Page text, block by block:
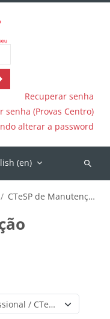
Recuperar senha
senha (Provas Centro)
alterar a password
‎(en)‎
Search
CTeSP de Manutenção Industrial